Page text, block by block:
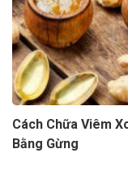
Cách Chữa Viêm
Bằng Gừng